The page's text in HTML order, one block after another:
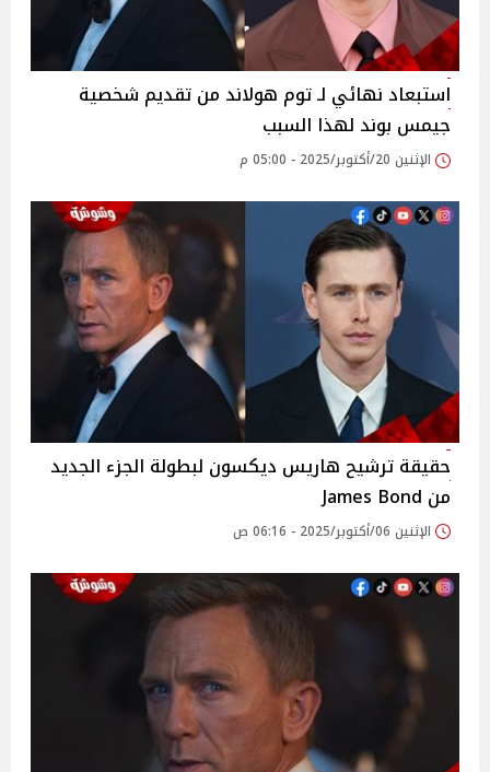
استبعاد نهائي لـ توم هولاند من تقديم شخصية
جيمس بوند لهذا السبب
الإثنين 20/أكتوبر/2025 - 05:00 م
حقيقة ترشيح هاريس ديكسون لبطولة الجزء الجديد
من James Bond
الإثنين 06/أكتوبر/2025 - 06:16 ص